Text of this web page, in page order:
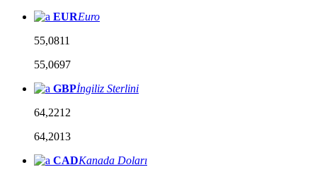
EUREuro
55,0811
55,0697
GBPİngiliz Sterlini
64,2212
64,2013
CADKanada Doları